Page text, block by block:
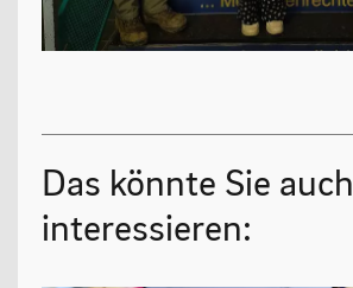
Das könnte Sie auch
interessieren: